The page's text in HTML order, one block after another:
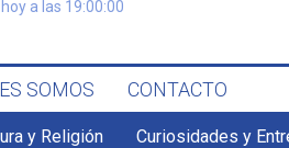
a las 19:00:00
SOMOS CONTACTO
y Religión Curiosidades y